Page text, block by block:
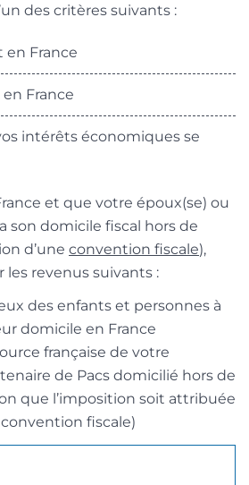
des critères suivants :
en France
France
intérêts économiques se
et que votre époux(se) ou
a son domicile fiscal hors de
d’une convention fiscale),
les revenus suivants :
des enfants et personnes à
domicile en France
française de votre
de Pacs domicilié hors de
que l’imposition soit attribuée
convention fiscale)